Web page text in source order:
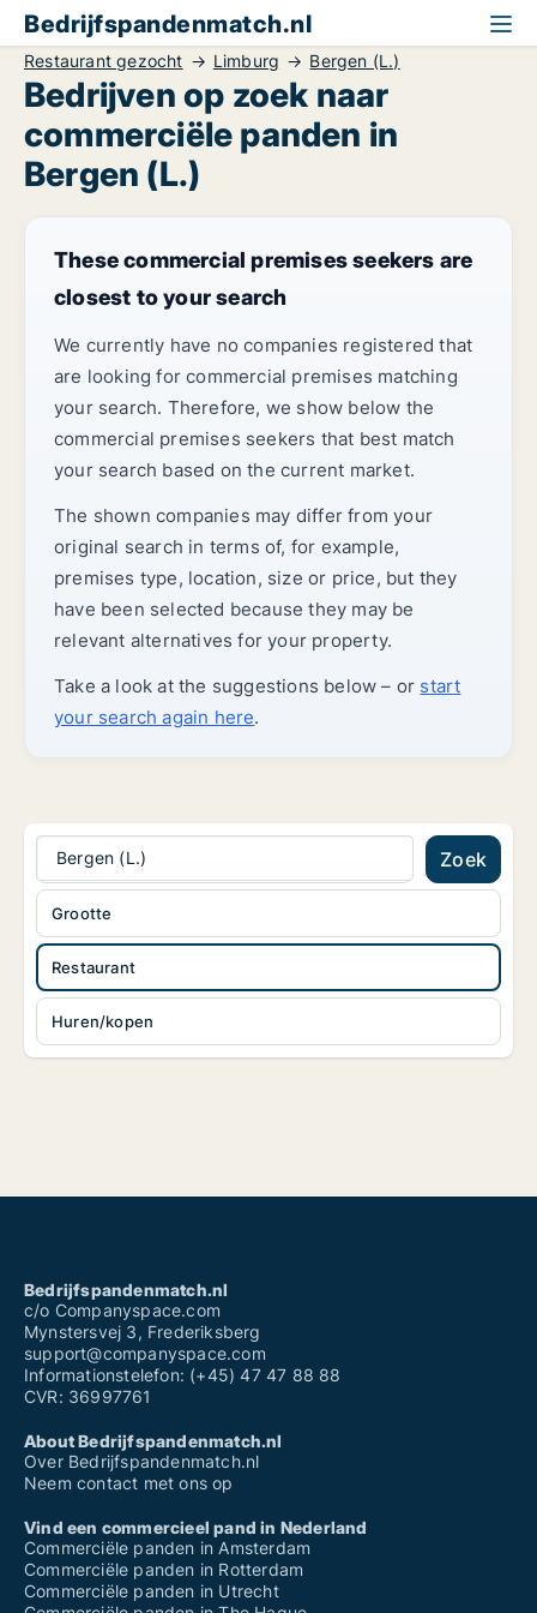
Bedrijfspandenmatch.nl
Restaurant gezocht Limburg Bergen (L.)
Bedrijven op zoek naar
commerciële panden in
Bergen (L.)
These commercial premises seekers are
closest to your search
We currently have no companies registered that
are looking for commercial premises matching
your search. Therefore, we show below the
commercial premises seekers that best match
your search based on the current market.
The shown companies may differ from your
original search in terms of, for example,
premises type, location, size or price, but they
have been selected because they may be
relevant alternatives for your property.
Take a look at the suggestions below – or start
your search again here.
Bergen (L.) Zoek
Restaurant
Huren/kopen
Grootte
Bedrijfspandenmatch.nl
c/o Companyspace.com
Mynstersvej 3, Frederiksberg
support@companyspace.com
Informationstelefon: (+45) 47 47 88 88
CVR: 36997761
About Bedrijfspandenmatch.nl
Over Bedrijfspandenmatch.nl
Neem contact met ons op
Vind een commercieel pand in Nederland
Commerciële panden in Amsterdam
Commerciële panden in Rotterdam
Commerciële panden in Utrecht